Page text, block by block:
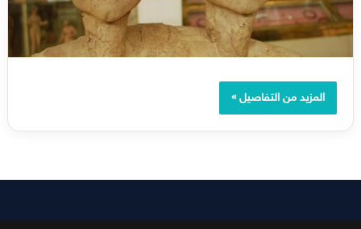
المزيد من التفاصيل »